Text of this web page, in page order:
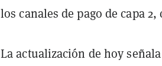
los canales de pago de capa
La actualización de hoy